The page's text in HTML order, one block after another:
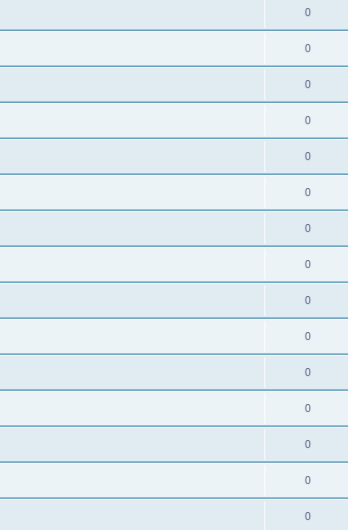
0
0
0
0
0
0
0
0
0
0
0
0
0
0
0